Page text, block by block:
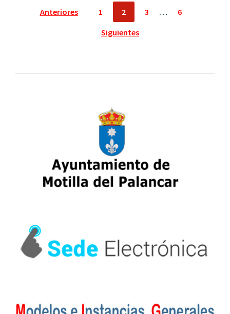
Paginación
Anteriores 1 2 3 …
6
Siguientes